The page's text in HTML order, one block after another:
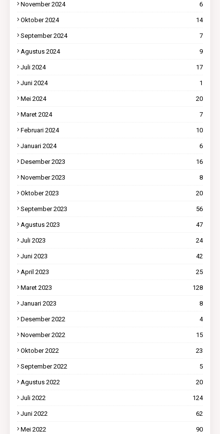
November 2024 6
Oktober 2024 14
September 2024 7
Agustus 2024 9
Juli 2024 17
Juni 2024 1
Mei 2024 20
Maret 2024 7
Februari 2024 10
Januari 2024 6
Desember 2023 16
November 2023 8
Oktober 2023 20
September 2023 56
Agustus 2023 47
Juli 2023 24
Juni 2023 42
April 2023 25
Maret 2023 128
Januari 2023 8
Desember 2022 4
November 2022 15
Oktober 2022 23
September 2022 5
Agustus 2022 20
Juli 2022 124
Juni 2022 62
Mei 2022 90